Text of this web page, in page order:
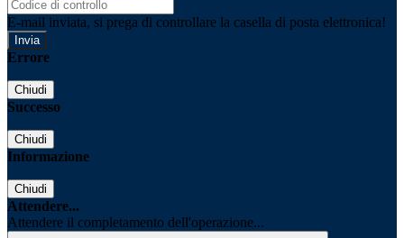
E-mail inviata, si prega di controllare la casella di posta elettronica!
Errore
Chiudi
Successo
Chiudi
Informazione
Chiudi
Attendere...
Attendere il completamento dell'operazione...